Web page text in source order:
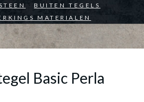
BUITEN TEGELS
MATERIALEN
Basic Perla